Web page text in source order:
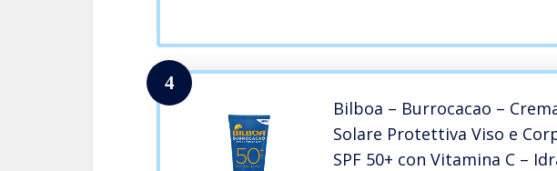
4
Bilboa – Burrocacao –
Solare Protettiva Viso e
SPF 50+ con Vitamina C –